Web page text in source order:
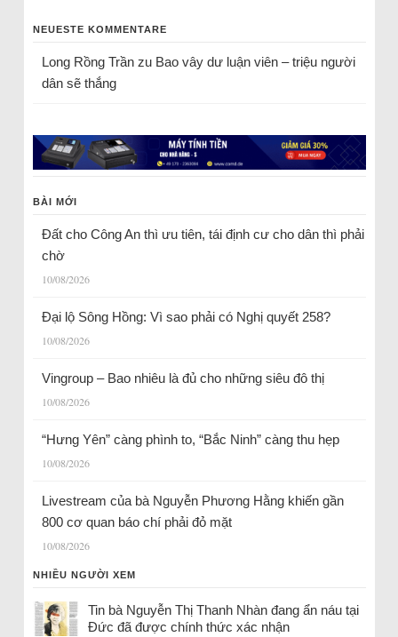
NEUESTE KOMMENTARE
Long Rồng Trầnzu Bao vây dư luận viên – triệu người
dân sẽ thắng
BÀI MỚI
Đất cho Công An thì ưu tiên, tái định cư cho dân thì phải
chờ
10/08/2026
Đại lộ Sông Hồng: Vì sao phải có Nghị quyết 258?
10/08/2026
Vingroup – Bao nhiêu là đủ cho những siêu đô thị
10/08/2026
“Hưng Yên” càng phình to, “Bắc Ninh” càng thu hẹp
10/08/2026
Livestream của bà Nguyễn Phương Hằng khiến gần
800 cơ quan báo chí phải đỏ mặt
10/08/2026
NHIỀU NGƯỜI XEM
Tin bà Nguyễn Thị Thanh Nhàn đang ẩn náu tại
Đức đã được chính thức xác nhận